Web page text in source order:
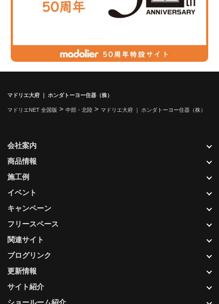
マドリエ大府 ｜ ホンダトーヨー住器（株）
マドリエNET 全国版 > 中部・北陸 > マドリエ大府 ｜ ホンダトーヨー住器（株）
更新情報
サイト紹介
ショールーム紹介
会社案内
商品情報
施工例
イベント
キャンペーン
フリースペース
関連サイト
ブログリンク